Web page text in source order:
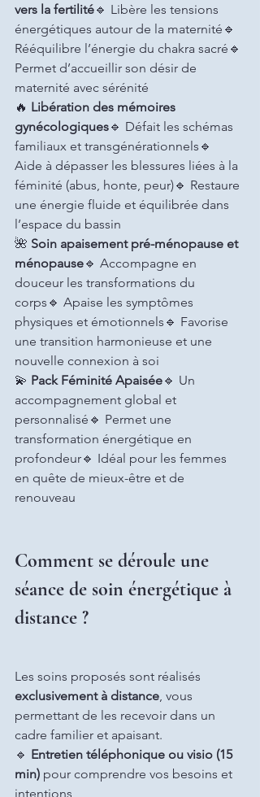
vers la fertilité🔹 Libère les tensions
énergétiques autour de la maternité🔹
Rééquilibre l’énergie du chakra sacré🔹
Permet d’accueillir son désir de
maternité avec sérénité
🔥 Libération des mémoires
gynécologiques🔹 Défait les schémas
familiaux et transgénérationnels🔹
Aide à dépasser les blessures liées à la
féminité (abus, honte, peur)🔹 Restaure
une énergie fluide et équilibrée dans
l’espace du bassin
🌺 Soin apaisement pré-ménopause et
ménopause🔹 Accompagne en
douceur les transformations du
corps🔹 Apaise les symptômes
physiques et émotionnels🔹 Favorise
une transition harmonieuse et une
nouvelle connexion à soi
💫 Pack Féminité Apaisée🔹 Un
accompagnement global et
personnalisé🔹 Permet une
transformation énergétique en
profondeur🔹 Idéal pour les femmes
en quête de mieux-être et de
renouveau
Comment se déroule une
séance de soin énergétique à
distance ?
Les soins proposés sont réalisés
exclusivement à distance, vous
permettant de les recevoir dans un
cadre familier et apaisant.
🔹 Entretien téléphonique ou visio (15
min) pour comprendre vos besoins et
intentions